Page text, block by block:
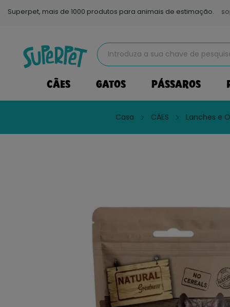
Superpet, mais de 1000 produtos para animais de estimação.
CÃES GATOS PÁSSAROS
Casa CÃES Lanches e